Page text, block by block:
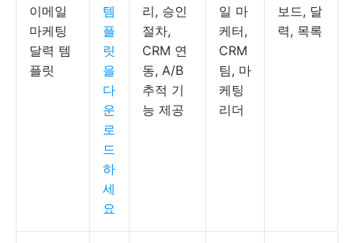
이메일
마케팅
달력 템
플릿
템
플
릿
을
다
운
로
드
하
세
요
리, 승인
절차,
CRM 연
동, A/B
추적 기
능 제공
일 마
케터,
CRM
팀, 마
케팅
리더
보드, 달
력, 목록